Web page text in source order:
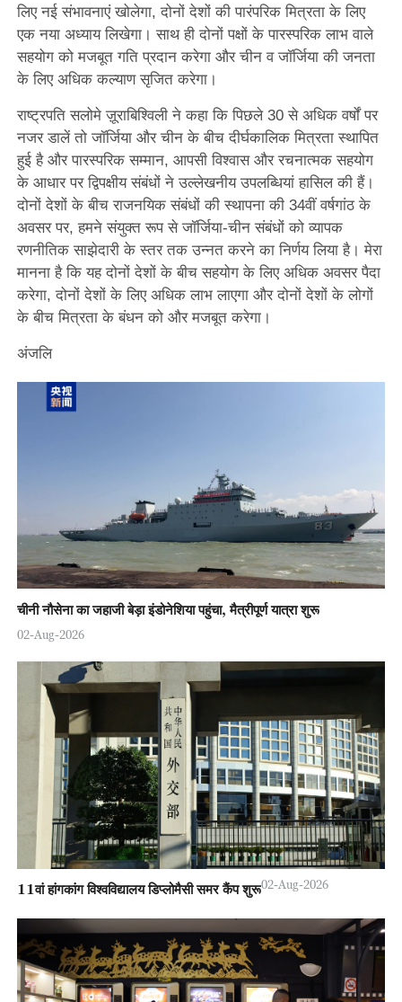
लिए नई संभावनाएं खोलेगा, दोनों देशों की पारंपरिक मित्रता के लिए
एक नया अध्याय लिखेगा। साथ ही दोनों पक्षों के पारस्परिक लाभ वाले
सहयोग को मजबूत गति प्रदान करेगा और चीन व जॉर्जिया की जनता
के लिए अधिक कल्याण सृजित करेगा।
राष्ट्रपति सलोमे ज़ूराबिश्विली ने कहा कि पिछले 30 से अधिक वर्षों पर
नजर डालें तो जॉर्जिया और चीन के बीच दीर्घकालिक मित्रता स्थापित
हुई है और पारस्परिक सम्मान, आपसी विश्वास और रचनात्मक सहयोग
के आधार पर द्विपक्षीय संबंधों ने उल्लेखनीय उपलब्धियां हासिल की हैं।
दोनों देशों के बीच राजनयिक संबंधों की स्थापना की 34वीं वर्षगांठ के
अवसर पर, हमने संयुक्त रूप से जॉर्जिया-चीन संबंधों को व्यापक
रणनीतिक साझेदारी के स्तर तक उन्नत करने का निर्णय लिया है। मेरा
मानना है कि यह दोनों देशों के बीच सहयोग के लिए अधिक अवसर पैदा
करेगा, दोनों देशों के लिए अधिक लाभ लाएगा और दोनों देशों के लोगों
के बीच मित्रता के बंधन को और मजबूत करेगा।
अंजलि
चीनी नौसेना का जहाजी बेड़ा इंडोनेशिया पहुंचा, मैत्रीपूर्ण यात्रा शुरू
02-Aug-2026
11वां हांगकांग विश्वविद्यालय डिप्लोमैसी समर कैंप शुरू02-Aug-2026